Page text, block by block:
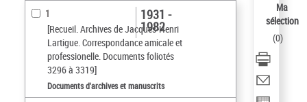
1
[Recueil. Archives de Jacques-Henri
Lartigue. Correspondance amicale et
professionelle. Documents foliotés
3296 à 3319]
1931 -
1982
Documents d'archives et manuscrits
Ma
sélection
(0)